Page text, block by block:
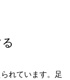
れています。足